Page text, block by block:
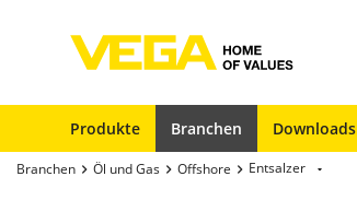
Produkte Branchen Downloads
Branchen Öl und Gas Offshore Entsalzer